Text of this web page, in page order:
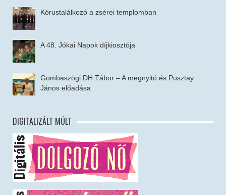
Kórustalálkozó a zsérei templomban
A 48. Jókai Napok díjkiosztója
Gombaszögi DH Tábor – A megnyitó és Pusztay
János előadása
DIGITALIZÁLT MÚLT